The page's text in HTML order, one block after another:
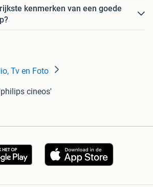
kenmerken van een goede
Tv en Foto
cineos'